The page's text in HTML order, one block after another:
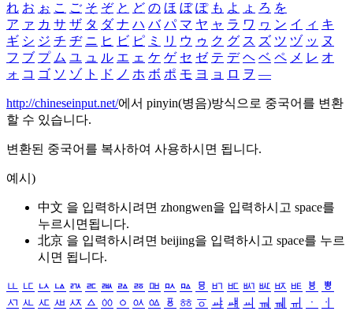
れ お ぉ こ ご そ ぞ と ど の ほ ぼ ぽ も よ ょ ろ を
ア ァ カ サ ザ タ ダ ナ ハ バ パ マ ヤ ャ ラ ワ ヮ ン イ ィ キ
ギ シ ジ チ ヂ ニ ヒ ビ ピ ミ リ ウ ゥ ク グ ス ズ ツ ヅ ッ ヌ
フ ブ プ ム ユ ュ ル エ ェ ケ ゲ セ ゼ テ デ ヘ ベ ペ メ レ オ
ォ コ ゴ ソ ゾ ト ド ノ ホ ボ ポ モ ヨ ョ ロ ヲ ―
http://chineseinput.net/에서 pinyin(병음)방식으로 중국어를 변환
할 수 있습니다.
변환된 중국어를 복사하여 사용하시면 됩니다.
예시)
中文 을 입력하시려면 zhongwen을 입력하시고 space를
누르시면됩니다.
北京 을 입력하시려면 beijing을 입력하시고 space를 누르
시면 됩니다.
ㅥ ㅦ ㅧ ㅨ ㅩ ㅪ ㅫ ㅬ ㅭ ㅮ ㅯ ㅰ ㅱ ㅲ ㅳ ㅴ ㅵ ㅶ ㅷ ㅸ
ㅹ
ㅺ ㅻ ㅼ ㅽ ㅾ ㅿ ㆀ ㆁ ㆂ ㆃ ㆄ ㆅ ㆆ ㆇ ㆈ ㆉ ㆊ ㆋ ㆌ ㆍ
ㆎ